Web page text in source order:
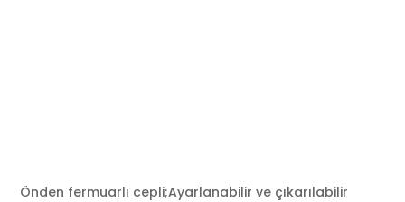
Önden fermuarlı cepli;Ayarlanabilir ve çıkarılabilir